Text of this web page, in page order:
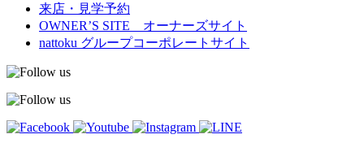
来店・見学予約
OWNER’S SITE オーナーズサイト
nattoku グループコーポレートサイト